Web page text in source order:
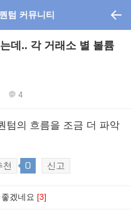
텀 커뮤니티
데.. 각 거래소 별 볼륨
4
텀의 흐름을 조금 더 파악
천 0 신고
겠네요 [3]